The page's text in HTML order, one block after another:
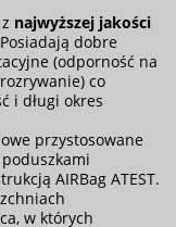
najwyższej jakości
dobre
(odporność na
co
i długi okres
przystosowane
AIRBag ATEST.
w których